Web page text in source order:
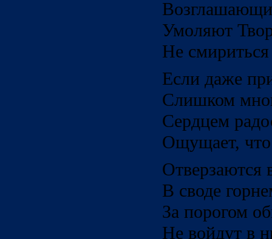
Умоляют
Не
Если даже
Cлишком
Сердцем
Ощущает,
Отверзаются
В своде
За порогом
Не войдут в